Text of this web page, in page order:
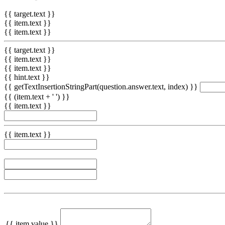
{{ target.text }}
{{ item.text }}
{{ item.text }}
{{ target.text }}
{{ item.text }}
{{ item.text }}
{{ hint.text }}
{{ getTextInsertionStringPart(question.answer.text, index) }}
{{ (item.text + ' ') }}
{{ item.text }}
{{ item.text }}